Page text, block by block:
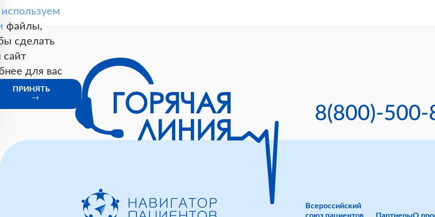
используем
файлы,
сделать
для вас
ПРИНЯТЬ
Всероссийский